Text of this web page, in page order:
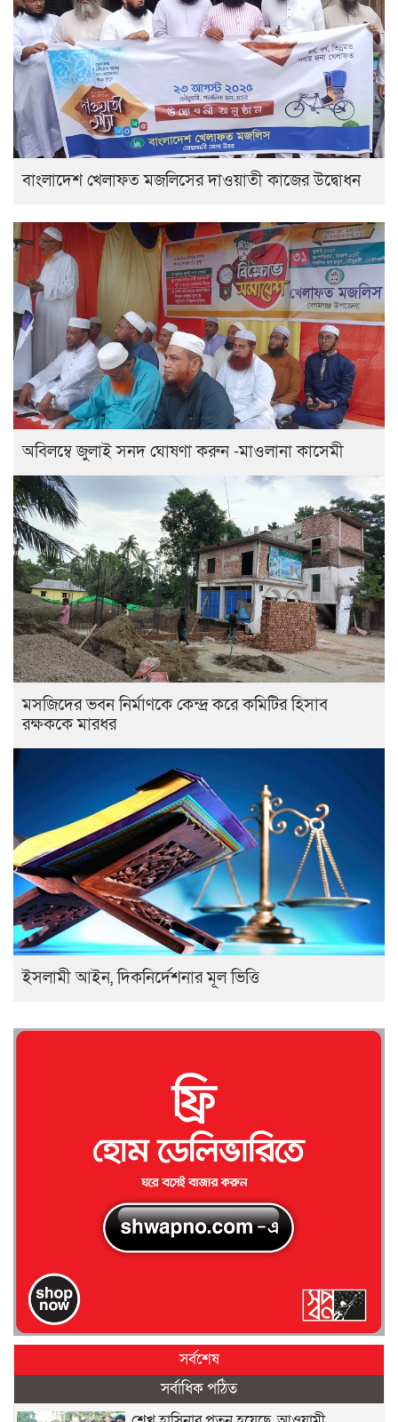
বাংলাদেশ খেলাফত মজলিসের দাওয়াতী কাজের উদ্বোধন
অবিলম্বে জুলাই সনদ ঘোষণা করুন -মাওলানা কাসেমী
মসজিদের ভবন নির্মাণকে কেন্দ্র করে কমিটির হিসাব
রক্ষককে মারধর
ইসলামী আইন, দিকনির্দেশনার মূল ভিত্তি
সর্বশেষ
সর্বাধিক পঠিত